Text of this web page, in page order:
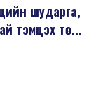
шударга,
тэмцэх төс...